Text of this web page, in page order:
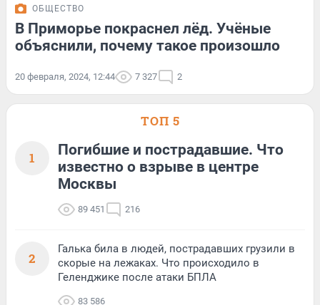
ОБЩЕСТВО
В Приморье покраснел лёд. Учёные
объяснили, почему такое произошло
20 февраля, 2024, 12:44 7 327 2
ТОП 5
1
Погибшие и пострадавшие. Что
известно о взрыве в центре
Москвы
89 451 216
2
Галька била в людей, пострадавших грузили в
скорые на лежаках. Что происходило в
Геленджике после атаки БПЛА
83 586